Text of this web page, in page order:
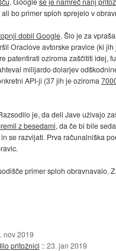
bo primer sploh sprejelo v
dobil Google. Šlo je za
Oraclove avtorske pravice (ki jih
patentirati oziroma zaščititi idej,
milijardo dolarjev
API-ji (37 jih je oziroma
je, da deli Jave uživajo
z besedami, da če bi bile
se razvijati. Prva računalniška
primer sploh obravnavalo.
nov 2019
pritožnici ::23. jan 2019